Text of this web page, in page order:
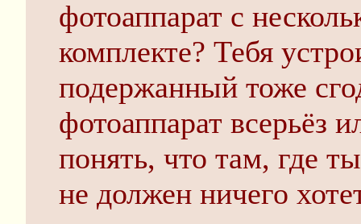
фотоаппарат с
комплекте? Тебя
подержанный тоже
фотоаппарат всерьёз
понять, что там, где
не должен ничего